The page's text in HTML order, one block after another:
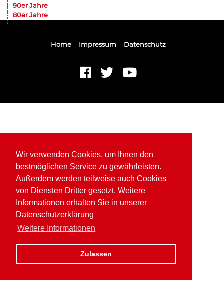
Wir verwenden Cookies, um Ihnen den
bestmöglichen Service zu gewährleisten.
Außerdem werden teilweise auch Cookies
von Diensten Dritter gesetzt. Weitere
Informationen erhalten Sie in unserer
Datenschutzerklärung
Weitere Informationen
Zulassen
90er Jahre
80er Jahre
Home Impressum Datenschutz